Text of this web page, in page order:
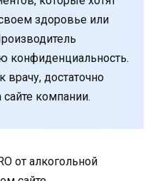
здоровье или
конфиденциальность.
врачу, достаточно
сайте компании.